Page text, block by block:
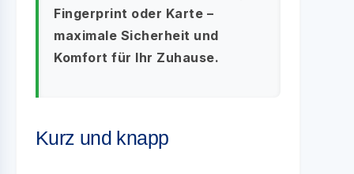
Fingerprint oder Karte –
maximale Sicherheit und
Komfort für Ihr Zuhause.
Kurz und knapp